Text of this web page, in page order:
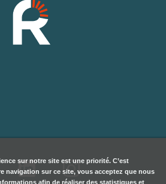
sur notre site est une priorité. C’est
navigation sur ce site, vous acceptez que nous
afin de réaliser des statistiques et